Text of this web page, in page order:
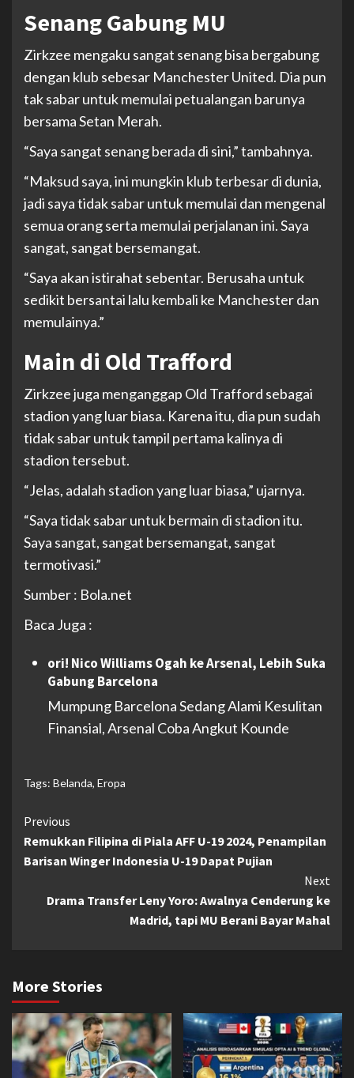
Senang Gabung MU
Zirkzee mengaku sangat senang bisa bergabung
dengan klub sebesar Manchester United. Dia pun
tak sabar untuk memulai petualangan barunya
bersama Setan Merah.
“Saya sangat senang berada di sini,” tambahnya.
“Maksud saya, ini mungkin klub terbesar di dunia,
jadi saya tidak sabar untuk memulai dan mengenal
semua orang serta memulai perjalanan ini. Saya
sangat, sangat bersemangat.
“Saya akan istirahat sebentar. Berusaha untuk
sedikit bersantai lalu kembali ke Manchester dan
memulainya.”
Main di Old Trafford
Zirkzee juga menganggap Old Trafford sebagai
stadion yang luar biasa. Karena itu, dia pun sudah
tidak sabar untuk tampil pertama kalinya di
stadion tersebut.
“Jelas, adalah stadion yang luar biasa,” ujarnya.
“Saya tidak sabar untuk bermain di stadion itu.
Saya sangat, sangat bersemangat, sangat
termotivasi.”
Sumber : Bola.net
Baca Juga :
ori! Nico Williams Ogah ke Arsenal, Lebih Suka
Gabung Barcelona
Mumpung Barcelona Sedang Alami Kesulitan
Finansial, Arsenal Coba Angkut Kounde
Tags: Belanda, Eropa
Continue
Reading
Previous
Remukkan Filipina di Piala AFF U-19 2024, Penampilan
Barisan Winger Indonesia U-19 Dapat Pujian
Next
Drama Transfer Leny Yoro: Awalnya Cenderung ke
Madrid, tapi MU Berani Bayar Mahal
More Stories